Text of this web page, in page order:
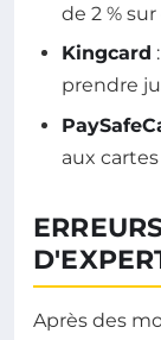
de 2 %
Kingcard
prendre
aux
Après des